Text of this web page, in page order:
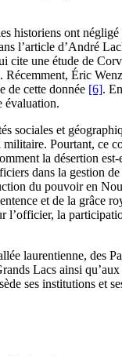
historiens ont
l’article d’André
cite une étude de
Éric
de cette donnée [6].
évaluation.
et
Pourtant,
la désertion
dans la gestion
du pouvoir en
et de la grâce
la
laurentienne, des
Lacs ainsi
ses institutions et